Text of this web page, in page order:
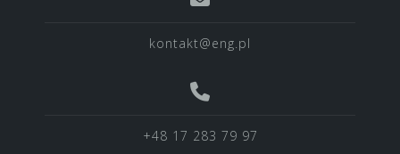
kontakt@eng.pl
+48 17 283 79 97